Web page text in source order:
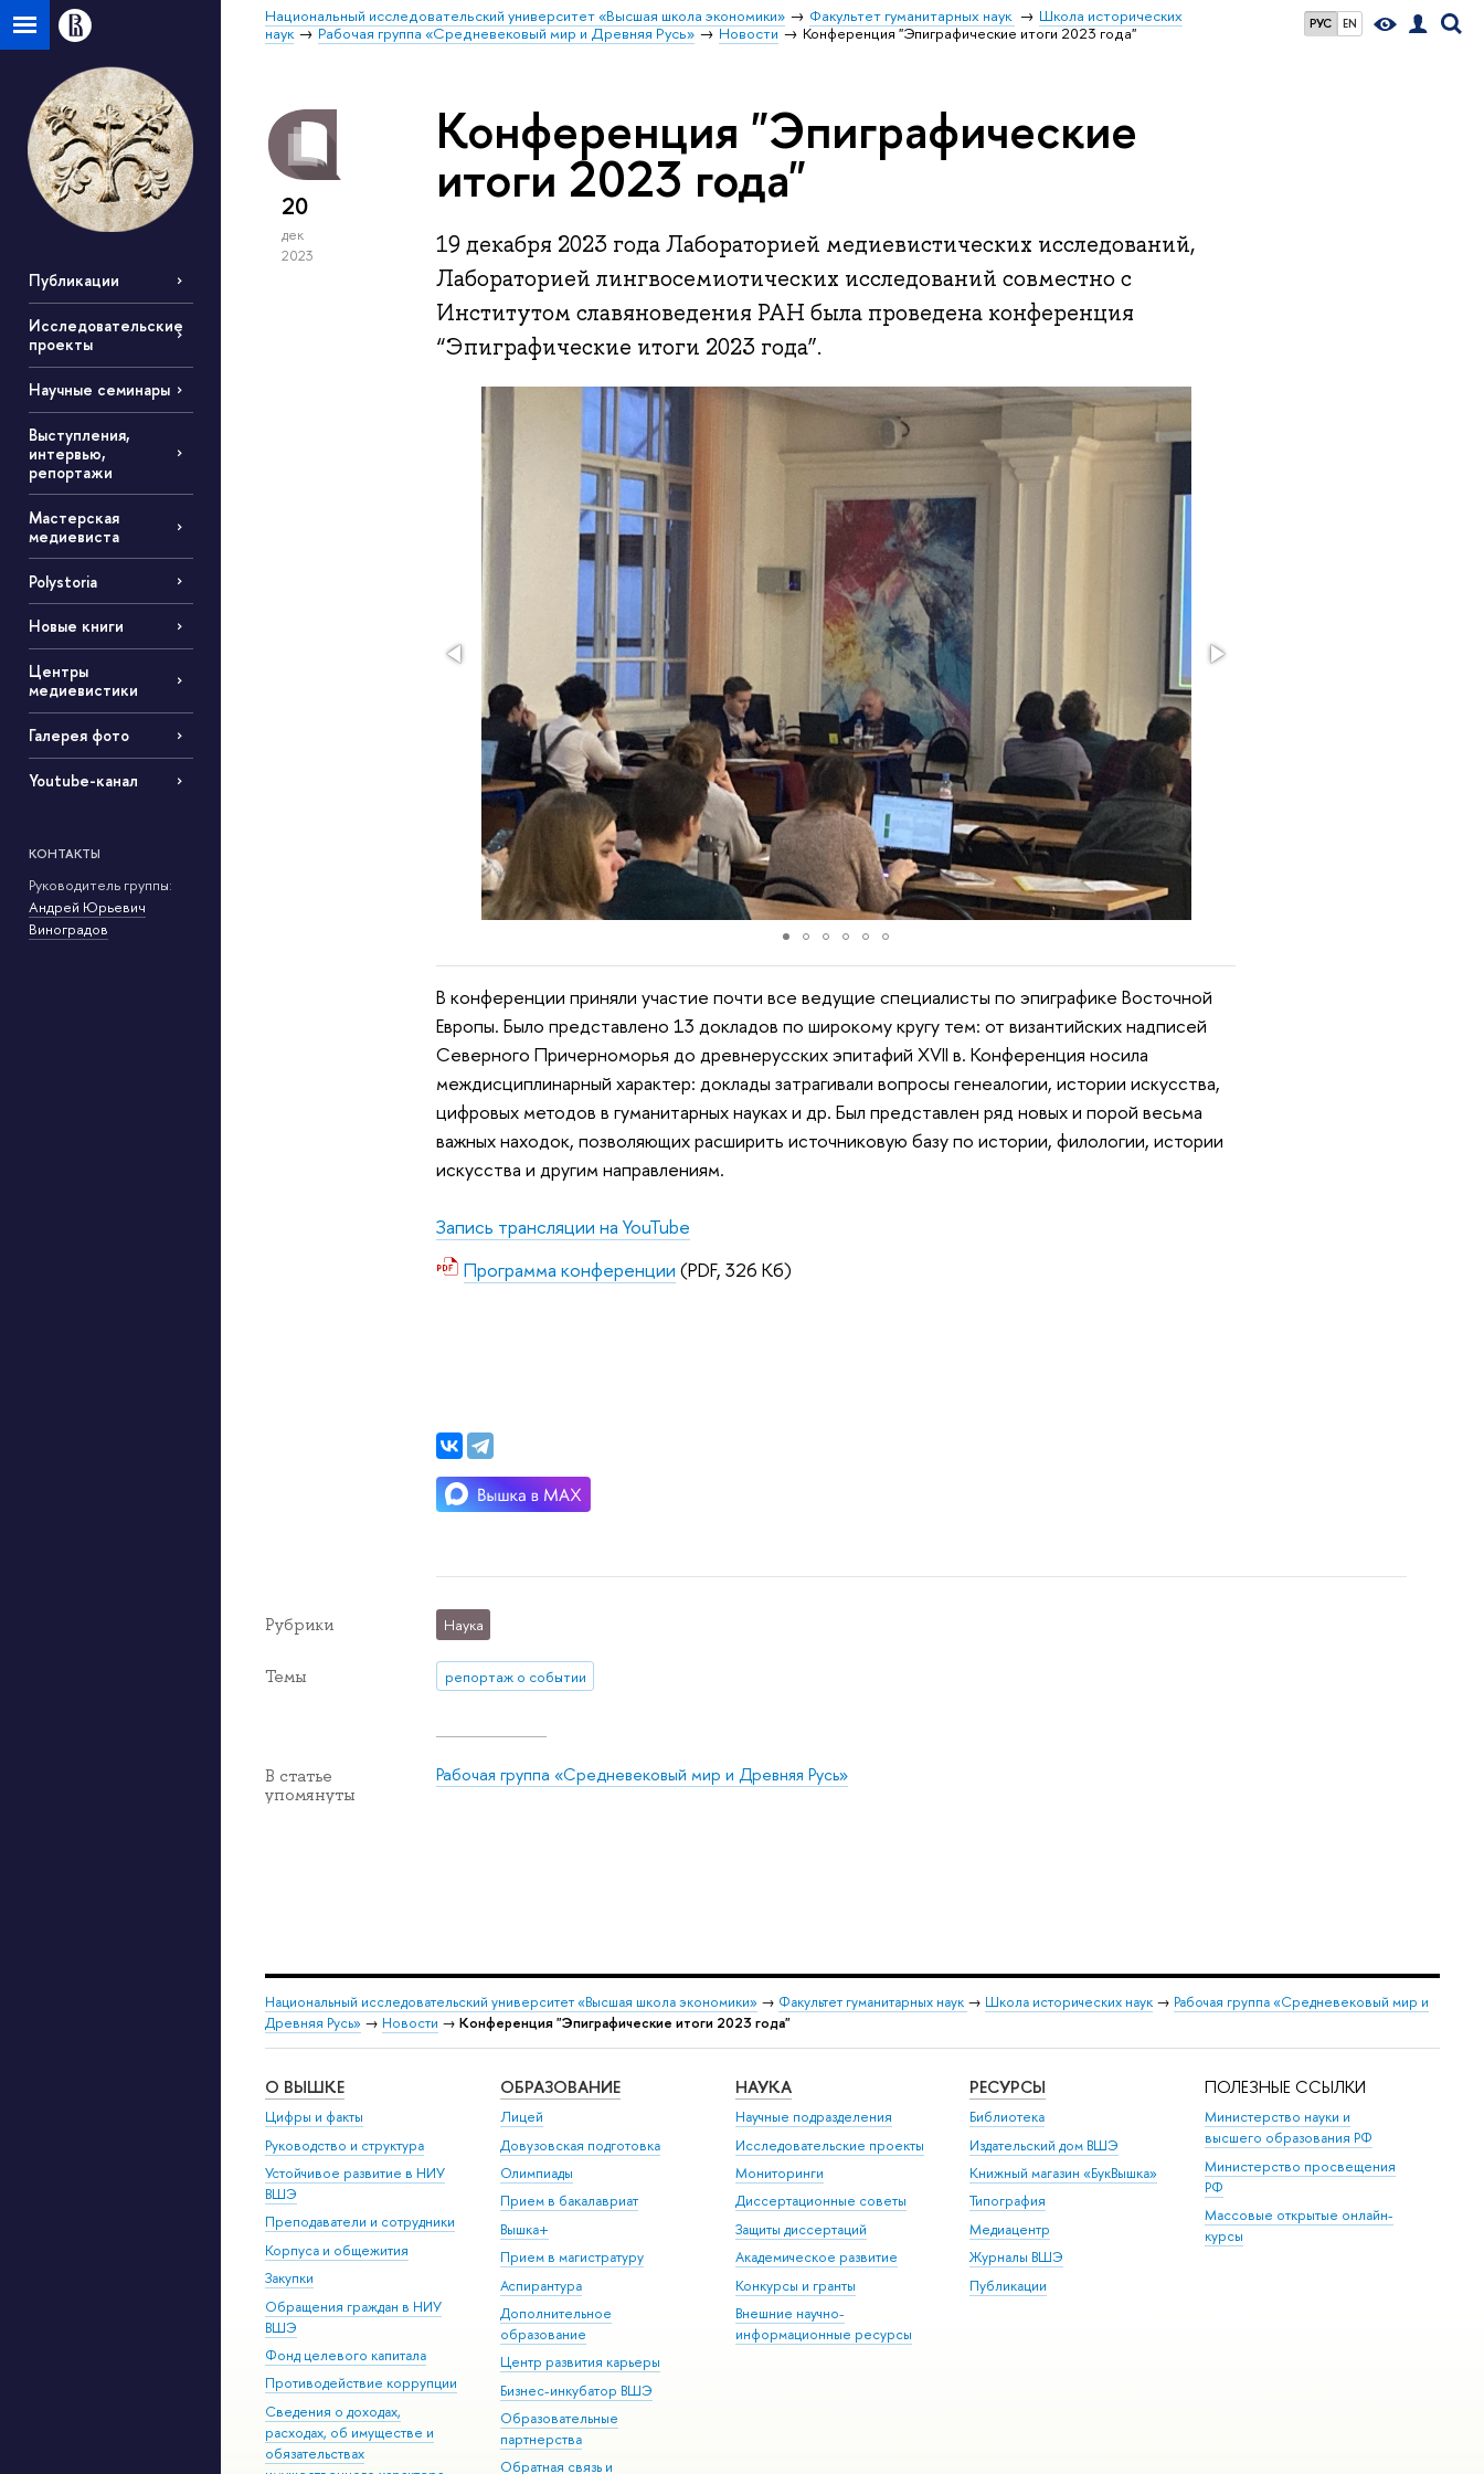
РУС EN
Национальный исследовательский университет «Высшая школа экономики» Факультет гуманитарных наук
Школа исторических
наук
Рабочая группа «Средневековый мир и Древняя Русь» Новости Конференция "Эпиграфические итоги 2023 года"
Публикации
Исследовательские
проекты
Научные семинары
Выступления,
интервью,
репортажи
Мастерская
медиевиста
Polystoria
Новые книги
Центры
медиевистики
Галерея фото
Youtube-канал
КОНТАКТЫ
Руководитель группы:
Андрей Юрьевич
Виноградов
20
дек
2023
Конференция "Эпиграфические
итоги 2023 года"
19 декабря 2023 года Лабораторией медиевистических исследований,
Лабораторией лингвосемиотических исследований совместно с
Институтом славяноведения РАН была проведена конференция
“Эпиграфические итоги 2023 года”.
В конференции приняли участие почти все ведущие специалисты по эпиграфике Восточной
Европы. Было представлено 13 докладов по широкому кругу тем: от византийских надписей
Северного Причерноморья до древнерусских эпитафий XVII в. Конференция носила
междисциплинарный характер: доклады затрагивали вопросы генеалогии, истории искусства,
цифровых методов в гуманитарных науках и др. Был представлен ряд новых и порой весьма
важных находок, позволяющих расширить источниковую базу по истории, филологии, истории
искусства и другим направлениям.
Запись трансляции на YouTube
Программа конференции (PDF, 326 Кб)
Рубрики Наука
Темы репортаж о событии
В статье
упомянуты
Рабочая группа «Средневековый мир и Древняя Русь»
Национальный исследовательский университет «Высшая школа экономики» → Факультет гуманитарных наук → Школа исторических наук → Рабочая группа «Средневековый мир и
Древняя Русь» → Новости → Конференция "Эпиграфические итоги 2023 года"
О ВЫШКЕ
Цифры и факты
Руководство и структура
Устойчивое развитие в НИУ
ВШЭ
Преподаватели и сотрудники
Корпуса и общежития
Закупки
Обращения граждан в НИУ
ВШЭ
Фонд целевого капитала
Противодействие коррупции
Сведения о доходах,
расходах, об имуществе и
обязательствах
ОБРАЗОВАНИЕ
Лицей
Довузовская подготовка
Олимпиады
Прием в бакалавриат
Вышка+
Прием в магистратуру
Аспирантура
Дополнительное
образование
Центр развития карьеры
Бизнес-инкубатор ВШЭ
Образовательные
партнерства
Обратная связь и
НАУКА
Научные подразделения
Исследовательские проекты
Мониторинги
Диссертационные советы
Защиты диссертаций
Академическое развитие
Конкурсы и гранты
Внешние научно-
информационные ресурсы
РЕСУРСЫ
Библиотека
Издательский дом ВШЭ
Книжный магазин «БукВышка»
Типография
Медиацентр
Журналы ВШЭ
Публикации
ПОЛЕЗНЫЕ ССЫЛКИ
Министерство науки и
высшего образования РФ
Министерство просвещения
РФ
Массовые открытые онлайн-
курсы